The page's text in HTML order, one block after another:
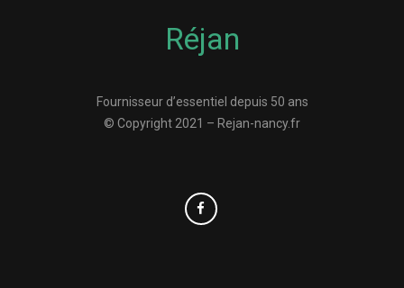
Réjan
Fournisseur d’essentiel depuis 50 ans
© Copyright 2021 – Rejan-nancy.fr